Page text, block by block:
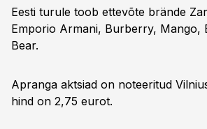
Eesti turule toob ettevõte brände
Emporio Armani, Burberry, Mango,
Bear.
Apranga aktsiad on noteeritud
hind on 2,75 eurot.